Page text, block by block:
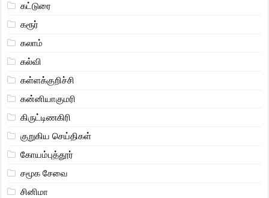
கட்டுரை
கரூர்
கலாம்
கல்வி
கள்ளக்குறிச்சி
கன்னியாகுமரி
கிருட்டிணகிரி
குறுகிய செய்திகள்
கோயம்புத்தூர்
சமூக சேவை
சினிமா